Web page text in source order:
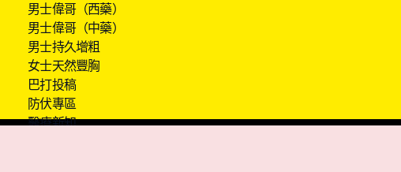
男士偉哥（西藥）
男士偉哥（中藥）
男士持久增粗
女士天然豐胸
巴打投稿
防伏專區
醫療新知